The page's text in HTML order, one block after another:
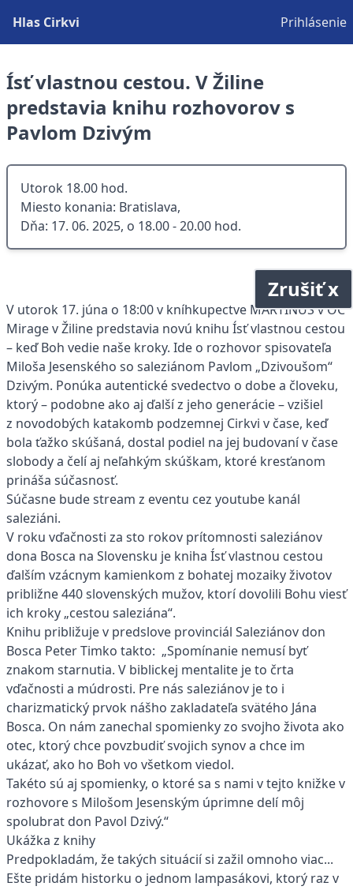
Hlas Cirkvi Prihlásenie
Ísť vlastnou cestou. V Žiline
predstavia knihu rozhovorov s
Pavlom Dzivým
Utorok 18.00 hod.
Miesto konania: Bratislava,
Dňa: 17. 06. 2025, o 18.00 - 20.00 hod.
Zrušiť x
V utorok 17. júna o 18:00 v kníhkupectve MARTINUS v OC
Mirage v Žiline predstavia novú knihu Ísť vlastnou cestou
– keď Boh vedie naše kroky. Ide o rozhovor spisovateľa
Miloša Jesenského so saleziánom Pavlom „Dzivoušom“
Dzivým. Ponúka autentické svedectvo o dobe a človeku,
ktorý – podobne ako aj ďalší z jeho generácie – vzišiel
z novodobých katakomb podzemnej Cirkvi v čase, keď
bola ťažko skúšaná, dostal podiel na jej budovaní v čase
slobody a čelí aj neľahkým skúškam, ktoré kresťanom
prináša súčasnosť.
Súčasne bude stream z eventu cez youtube kanál
saleziáni.
V roku vďačnosti za sto rokov prítomnosti saleziánov
dona Bosca na Slovensku je kniha Ísť vlastnou cestou
ďalším vzácnym kamienkom z bohatej mozaiky životov
približne 440 slovenských mužov, ktorí dovolili Bohu viesť
ich kroky „cestou saleziána“.
Knihu približuje v predslove provinciál Saleziánov don
Bosca Peter Timko takto: „Spomínanie nemusí byť
znakom starnutia. V biblickej mentalite je to črta
vďačnosti a múdrosti. Pre nás saleziánov je to i
charizmatický prvok nášho zakladateľa svätého Jána
Bosca. On nám zanechal spomienky zo svojho života ako
otec, ktorý chce povzbudiť svojich synov a chce im
ukázať, ako ho Boh vo všetkom viedol.
Takéto sú aj spomienky, o ktoré sa s nami v tejto knižke v
rozhovore s Milošom Jesenským úprimne delí môj
spolubrat don Pavol Dzivý.“
Ukážka z knihy
Predpokladám, že takých situácií si zažil omnoho viac...
Ešte pridám historku o jednom lampasákovi, ktorý raz v